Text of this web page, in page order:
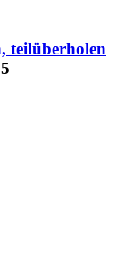
teilüberholen